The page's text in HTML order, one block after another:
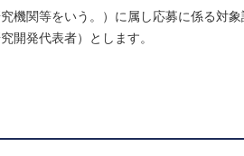
機関等をいう。）に属し応募に係る対
開発代表者）とします。